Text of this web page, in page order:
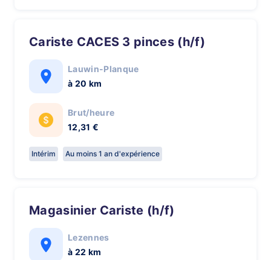
Cariste CACES 3 pinces (h/f)
Lauwin-Planque
à 20 km
Brut/heure
12,31 €
Intérim Au moins 1 an d'expérience
Magasinier Cariste (h/f)
Lezennes
à 22 km